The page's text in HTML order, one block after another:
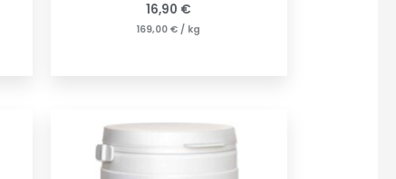
16,90 €
169,00€ / kg